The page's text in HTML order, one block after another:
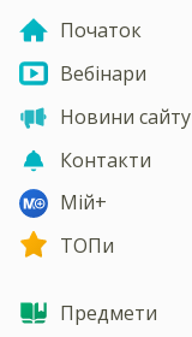
Початок
Вебінари
Новини сайту
Контакти
Мій+
ТОПи
Предмети